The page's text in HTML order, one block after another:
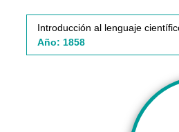
Introducción al lenguaje
Año: 1858